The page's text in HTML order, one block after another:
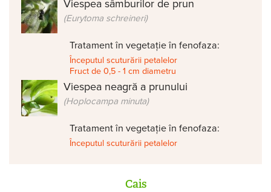
Viespea sâmburilor de prun
(Eurytoma schreineri)
Tratament în vegetație în fenofaza:
Începutul scuturării petalelor
Fruct de 0,5 - 1 cm diametru
Viespea neagră a prunului
(Hoplocampa minuta)
Tratament în vegetație în fenofaza:
Începutul scuturării petalelor
Cais